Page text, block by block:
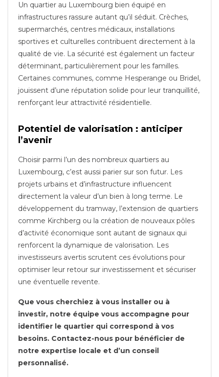
Un quartier au Luxembourg bien équipé en
infrastructures rassure autant qu’il séduit. Crèches,
supermarchés, centres médicaux, installations
sportives et culturelles contribuent directement à la
qualité de vie. La sécurité est également un facteur
déterminant, particulièrement pour les familles.
Certaines communes, comme Hesperange ou Bridel,
jouissent d’une réputation solide pour leur tranquillité,
renforçant leur attractivité résidentielle.
Potentiel de valorisation : anticiper
l’avenir
Choisir parmi l’un des nombreux quartiers au
Luxembourg, c’est aussi parier sur son futur. Les
projets urbains et d’infrastructure influencent
directement la valeur d’un bien à long terme. Le
développement du tramway, l’extension de quartiers
comme Kirchberg ou la création de nouveaux pôles
d’activité économique sont autant de signaux qui
renforcent la dynamique de valorisation. Les
investisseurs avertis scrutent ces évolutions pour
optimiser leur retour sur investissement et sécuriser
une éventuelle revente.
Que vous cherchiez à vous installer ou à
investir, notre équipe vous accompagne pour
identifier le quartier qui correspond à vos
besoins. Contactez-nous pour bénéficier de
notre expertise locale et d’un conseil
personnalisé.